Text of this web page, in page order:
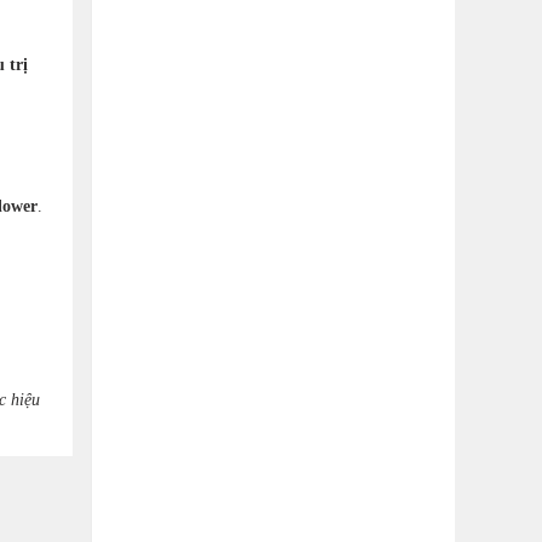
trị
hiệu